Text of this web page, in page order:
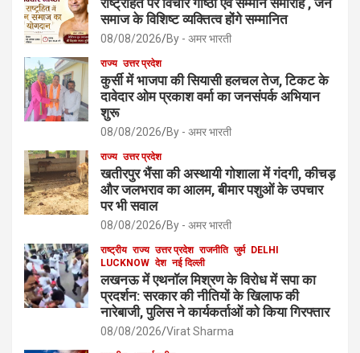
समाज के विशिष्ट व्यक्तित्व होंगे सम्मानित
08/08/2026 By - अमर भारती
राज्य उत्तर प्रदेश
कुर्सी में भाजपा की सियासी हलचल तेज, टिकट के
दावेदार ओम प्रकाश वर्मा का जनसंपर्क अभियान
शुरू
08/08/2026 By - अमर भारती
राज्य उत्तर प्रदेश
खतीरपुर भैंसा की अस्थायी गोशाला में गंदगी, कीचड़
और जलभराव का आलम, बीमार पशुओं के उपचार
पर भी सवाल
08/08/2026 By - अमर भारती
राष्ट्रीय राज्य उत्तर प्रदेश राजनीति जुर्म DELHI
LUCKNOW देश नई दिल्ली
लखनऊ में एथनॉल मिश्रण के विरोध में सपा का
प्रदर्शन: सरकार की नीतियों के खिलाफ की
नारेबाजी, पुलिस ने कार्यकर्ताओं को किया गिरफ्तार
08/08/2026 Virat Sharma